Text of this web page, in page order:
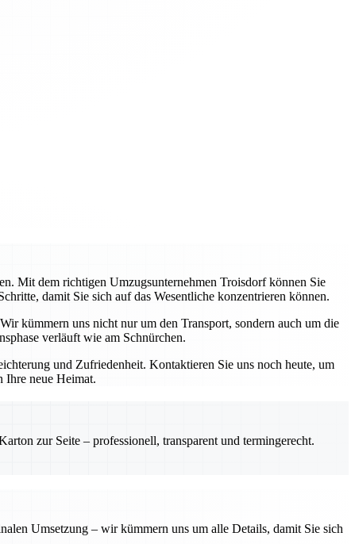
Mit dem richtigen Umzugsunternehmen Troisdorf können Sie
damit Sie sich auf das Wesentliche konzentrieren können.
kümmern uns nicht nur um den Transport, sondern auch um die
verläuft wie am Schnürchen.
und Zufriedenheit. Kontaktieren Sie uns noch heute, um
Ihre neue Heimat.
zur Seite – professionell, transparent und termingerecht.
Umsetzung – wir kümmern uns um alle Details, damit Sie sich